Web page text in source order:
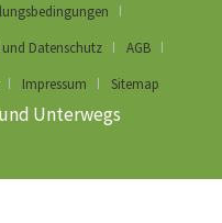
Datenschutz
AGB
Impressum Sitemap
Unterwegs